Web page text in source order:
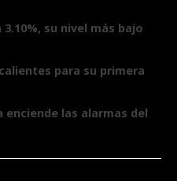
su nivel más bajo
para su primera
enciende las alarmas del